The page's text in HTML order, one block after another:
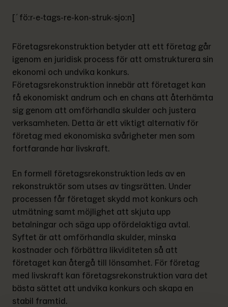
[´fö:r-e-tags-re-kon-struk-sjo:n]
Företagsrekonstruktion betyder att ett företag går
igenom en juridisk process för att omstrukturera sin
ekonomi och undvika konkurs.
Företagsrekonstruktion innebär att företaget kan
få ekonomiskt andrum och en chans att återhämta
sig genom att omförhandla skulder och justera
verksamheten. Detta är ett viktigt alternativ för
företag med ekonomiska svårigheter men som
fortfarande har livskraft.
En formell företagsrekonstruktion leds av en
rekonstruktör som utses av tingsrätten. Under
processen får företaget skydd mot konkurs och
utmätning samt möjlighet att skjuta upp
betalningar och säga upp ofördelaktiga avtal.
Syftet är att omförhandla skulder, minska
kostnader och förbättra likviditeten så att
företaget kan återgå till lönsamhet. För företag
med livskraft kan företagsrekonstruktion vara det
bästa sättet att undvika konkurs och skapa en
stabil framtid.